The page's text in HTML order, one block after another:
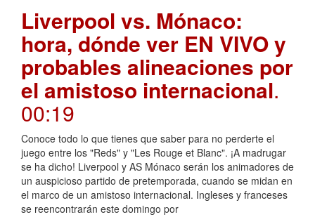
Liverpool vs. Mónaco:
hora, dónde ver EN VIVO y
probables alineaciones por
el amistoso internacional.
00:19
Conoce todo lo que tienes que saber para no perderte el
juego entre los "Reds" y "Les Rouge et Blanc". ¡A madrugar
se ha dicho! Liverpool y AS Mónaco serán los animadores de
un auspicioso partido de pretemporada, cuando se midan en
el marco de un amistoso internacional. Ingleses y franceses
se reencontrarán este domingo por